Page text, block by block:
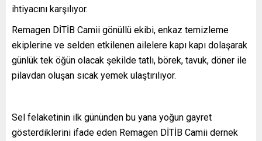
ihtiyacını karşılıyor.
Remagen DİTİB Camii gönüllü ekibi, enkaz temizleme
ekiplerine ve selden etkilenen ailelere kapı kapı dolaşarak
günlük tek öğün olacak şekilde tatlı, börek, tavuk, döner ile
pilavdan oluşan sıcak yemek ulaştırılıyor.
Sel felaketinin ilk gününden bu yana yoğun gayret
gösterdiklerini ifade eden Remagen DİTİB Camii dernek